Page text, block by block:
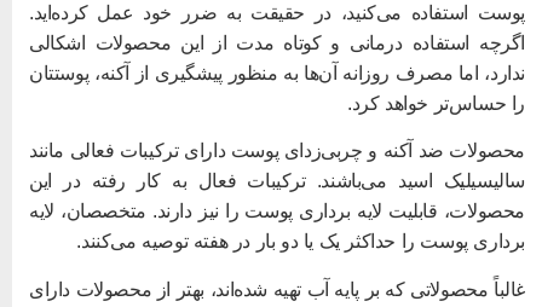
استفاده می‌کنید، در حقیقت به ضرر خود عمل کرده‌اید.
استفاده درمانی و کوتاه مدت از این محصولات اشکالی
اما مصرف روزانه آن‌ها به منظور پیشگیری از آکنه، پوستتان
حساس‌تر خواهد کرد.
ضد آکنه و چربی‌زدای پوست دارای ترکیبات فعالی مانند
اسید می‌باشند. ترکیبات فعال به کار رفته در این
قابلیت لایه برداری پوست را نیز دارند. متخصصان، لایه
پوست را حداکثر یک یا دو بار در هفته توصیه می‌کنند.
محصولاتی که بر پایه آب تهیه شده‌اند، بهتر از محصولات دارای